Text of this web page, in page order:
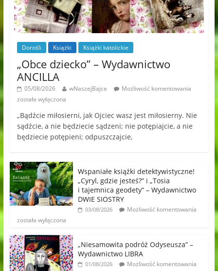
Dorośli Książki Książki katolickie
„Obce dziecko” – Wydawnictwo
ANCILLA
05/08/2026 wNaszejBajce
Możliwość komentowania
została wyłączona
„Bądźcie miłosierni, jak Ojciec wasz jest miłosierny. Nie
sądźcie, a nie będziecie sądzeni; nie potępiajcie, a nie
będziecie potępieni; odpuszczajcie,
Wspaniałe książki detektywistyczne!
„Cyryl, gdzie jesteś?” i „Tosia
i tajemnica geodety” – Wydawnictwo
DWIE SIOSTRY
03/08/2026
Możliwość komentowania
została wyłączona
„Niesamowita podróż Odyseusza” –
Wydawnictwo LIBRA
01/08/2026
Możliwość komentowania